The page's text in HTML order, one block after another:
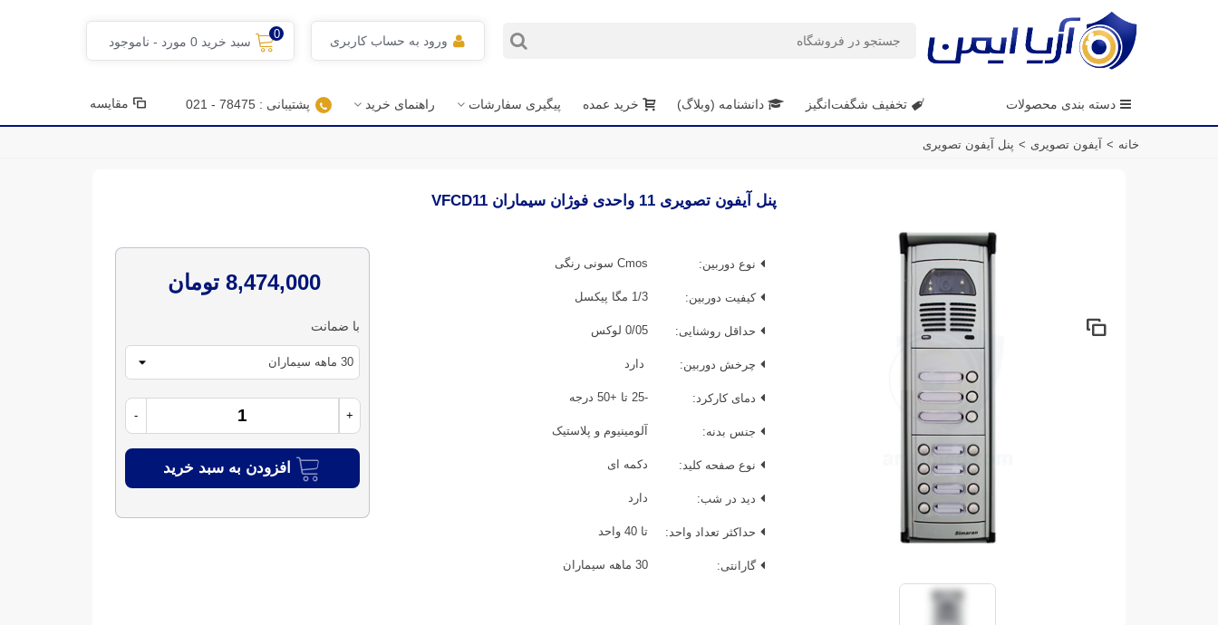
ورود به حساب کاربری
0
سبد خرید 0 مورد - ناموجود
دسته بندی محصولات تخفیف شگفت‌انگیز دانشنامه (وبلاگ) خرید عمده پیگیری سفارشات راهنمای خرید پشتیبانی : 78475 - 021 مقایسه
خانه > آیفون تصویری > پنل آیفون تصویری
پنل آیفون تصویری 11 واحدی فوژان سیماران VFCD11
نوع دوربین: Cmos سونی رنگی
کیفیت دوربین: 1/3 مگا پیکسل
حداقل روشنایی: 0/05 لوکس
چرخش دوربین: دارد
دمای کارکرد: -25 تا +50 درجه
جنس بدنه: آلومینیوم و پلاستیک
نوع صفحه کلید: دکمه ای
دید در شب: دارد
حداکثر تعداد واحد: تا 40 واحد
گارانتی: 30 ماهه سیماران
8,474,000 تومان
با ضمانت
- +
افزودن به سبد خرید